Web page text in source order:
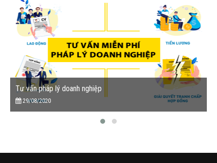
Tư vấn pháp lý doanh nghiệp
29/08/2020